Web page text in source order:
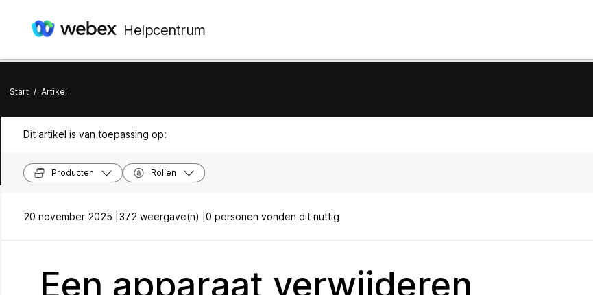
Helpcentrum
Start / Artikel
Dit artikel is van toepassing op:
Producten Rollen
20 november 2025 | 372 weergave(n) | 0 personen vonden dit nuttig
Een apparaat verwijderen